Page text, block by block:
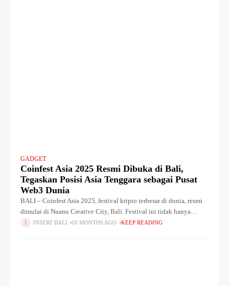
GADGET
Coinfest Asia 2025 Resmi Dibuka di Bali,
Tegaskan Posisi Asia Tenggara sebagai Pusat
Web3 Dunia
BALI – Coinfest Asia 2025, festival kripto terbesar di dunia, resmi
dimulai di Nuanu Creative City, Bali. Festival ini tidak hanya
menjadi ajang konferensi biasa, melainkan pengalaman imersif
INSERT BALI 10 MONTHS AGO KEEP READING